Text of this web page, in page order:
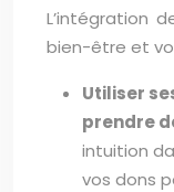
L’intégration
bien-être et
Utiliser
prendre
intuition
vos dons